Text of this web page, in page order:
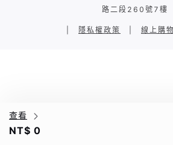
查看
NT$ 0
路二段260號7樓
隱私權政策 線上購